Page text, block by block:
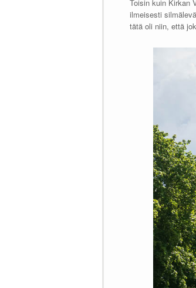
Toisin kuin Kirkan
ilmeisesti
tätä oli niin, että